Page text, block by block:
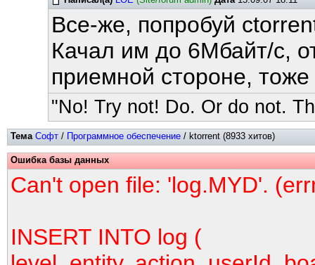
Все-же, попробуй
Качал им до 6Мбайт/с,
приемной стороне, тоже
"No! Try not! Do. Or do not.
Тема Софт / Программное обеспечение / ktorrent (8933 хитов)
Ошибка базы данных
Can't open file: 'log.MYD'.
INSERT INTO log (